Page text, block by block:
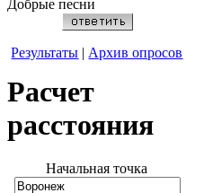
Добрые песни
Результаты | Архив опросов
Расчет
расстояния
Начальная точка